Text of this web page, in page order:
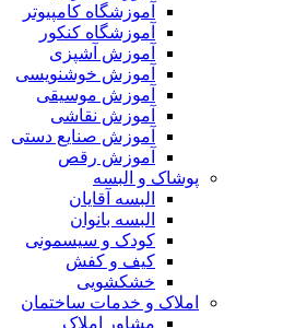
آموزشگاه کامپیوتر
آموزشگاه کنکور
آموزش آشپزی
آموزش خوشنویسی
آموزش موسیقی
آموزش نقاشی
آموزش صنایع دستی
آموزش رقص
پوشاک و البسه
البسه آقایان
البسه بانوان
کودک و سیسمونی
کیف و کفش
خشکشویی
املاک و خدمات ساختمان
مشاور املاک